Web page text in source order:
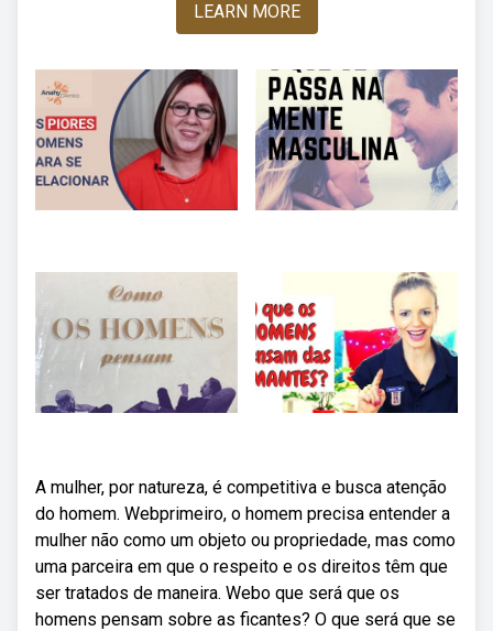
LEARN MORE
A mulher, por natureza, é competitiva e busca atenção
do homem. Webprimeiro, o homem precisa entender a
mulher não como um objeto ou propriedade, mas como
uma parceira em que o respeito e os direitos têm que
ser tratados de maneira. Webo que será que os
homens pensam sobre as ficantes? O que será que se